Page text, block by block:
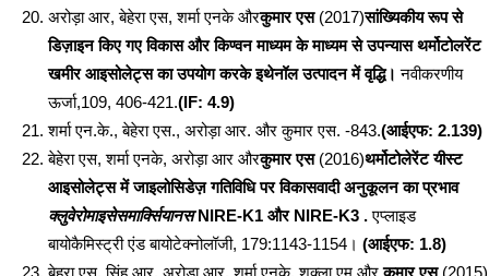
अरोड़ा आर, बेहेरा एस, शर्मा एनके औरकुमार एस (2017)सांख्यिकीय रूप से
डिज़ाइन किए गए विकास और किण्वन माध्यम के माध्यम से उपन्यास थर्मोटोलरेंट
खमीर आइसोलेट्स का उपयोग करके इथेनॉल उत्पादन में वृद्धि।नवीकरणीय
ऊर्जा,109, 406-421.(IF: 4.9)
शर्मा एन.के., बेहेरा एस., अरोड़ा आर. और कुमार एस. -843.(आईएफ: 2.139)
बेहेरा एस, शर्मा एनके, अरोड़ा आर औरकुमार एस (2016)थर्मोटोलेरेंट यीस्ट
आइसोलेट्स में जाइलोसिडेज़ गतिविधि पर विकासवादी अनुकूलन का प्रभाव
क्लुवेरोमाइसेसमार्क्सियानसNIRE-K1 और NIRE-K3 .एप्लाइड
बायोकैमिस्ट्री एंड बायोटेक्नोलॉजी, 179:1143-1154। (आईएफ: 1.8)